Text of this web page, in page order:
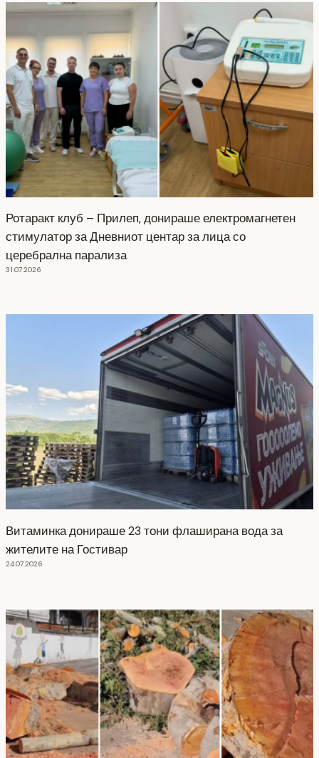
Ротаракт клуб – Прилеп, донираше електромагнетен
стимулатор за Дневниот центар за лица со
церебрална парализа
31.07.2026
Витаминка донираше 23 тони флаширана вода за
жителите на Гостивар
24.07.2026